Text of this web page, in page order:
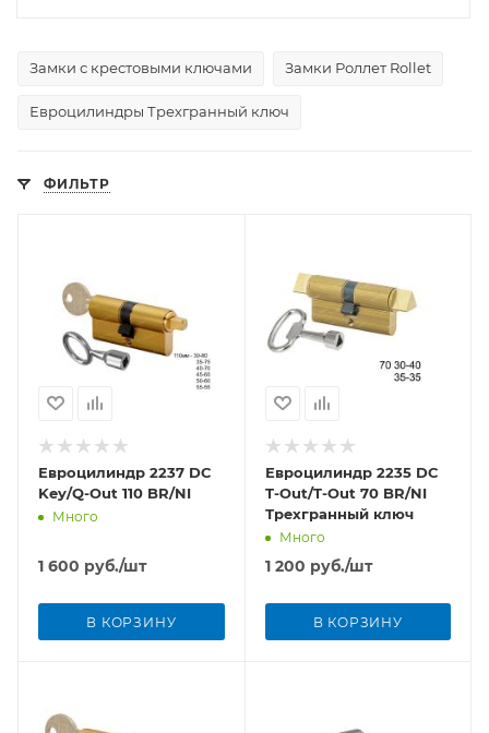
Замки с крестовыми ключами Замки Роллет Rollet
Евроцилиндры Трехгранный ключ
ФИЛЬТР
Евроцилиндр 2237 DC
Key/Q-Out 110 BR/NI
Много
1 600 руб./шт
В КОРЗИНУ
Евроцилиндр 2235 DC
T-Out/T-Out 70 BR/NI
Трехгранный ключ
Много
1 200 руб./шт
В КОРЗИНУ